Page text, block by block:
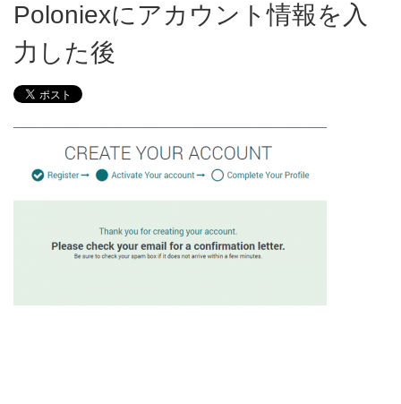
Poloniexにアカウント情報を入
力した後